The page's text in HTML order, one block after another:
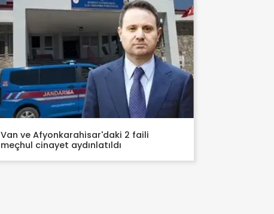
Van ve Afyonkarahisar'daki 2 faili
meçhul cinayet aydınlatıldı